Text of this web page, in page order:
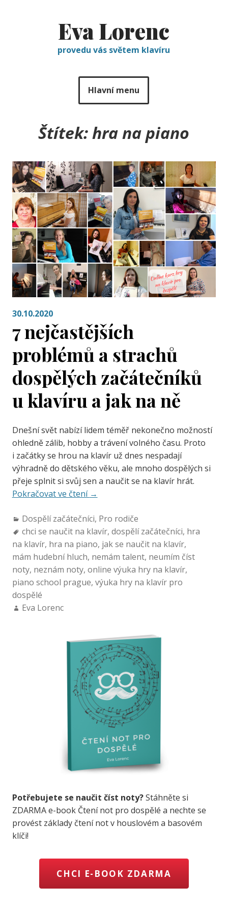
Eva Lorenc
provedu vás světem klavíru
Hlavní menu
Štítek:hra na piano
30.10.2020
7 nejčastějších
problémů a strachů
dospělých začátečníků
u klavíru a jak na ně
Dnešní svět nabízí lidem téměř nekonečno možností
ohledně zálib, hobby a trávení volného času. Proto
i začátky se hrou na klavír už dnes nespadají
výhradně do dětského věku, ale mnoho dospělých si
přeje splnit si svůj sen a naučit se na klavír hrát.
Pokračovat ve čtení →
Dospělí začátečníci, Pro rodiče
chci se naučit na klavír, dospělí začátečníci, hra
na klavír, hra na piano, jak se naučit na klavír,
mám hudební hluch, nemám talent, neumím číst
noty, neznám noty, online výuka hry na klavír,
piano school prague, výuka hry na klavír pro
dospělé
Eva Lorenc
Potřebujete se naučit číst noty?Stáhněte si
ZDARMA e-book Čtení not pro dospělé a nechte se
provést základy čtení not v houslovém a basovém
klíči!
CHCI E-BOOK ZDARMA